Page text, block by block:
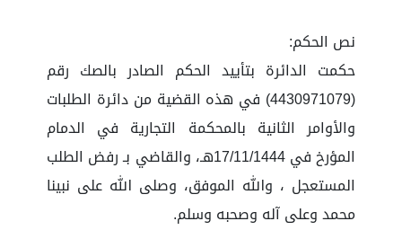
نص الحكم:
حكمت الدائرة بتأييد الحكم الصادر بالصك رقم
(4430971079) في هذه القضية من دائرة الطلبات
والأوامر الثانية بالمحكمة التجارية في الدمام
المؤرخ في 17/11/1444هـ، والقاضي بـ رفض الطلب
المستعجل ، والله الموفق، وصلى الله على نبينا
محمد وعلى آله وصحبه وسلم.